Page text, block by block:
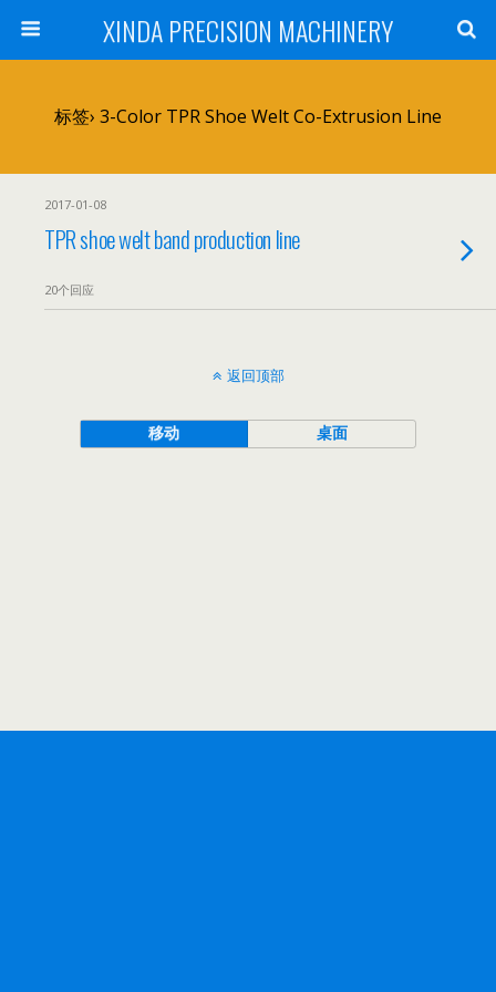
XINDA PRECISION MACHINERY
标签› 3-Color TPR Shoe Welt Co-Extrusion Line
2017-01-08
TPR shoe welt band production line
20个回应
返回顶部
移动 桌面